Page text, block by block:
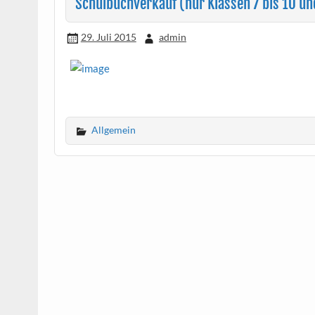
29. Juli 2015 admin
Allgemein